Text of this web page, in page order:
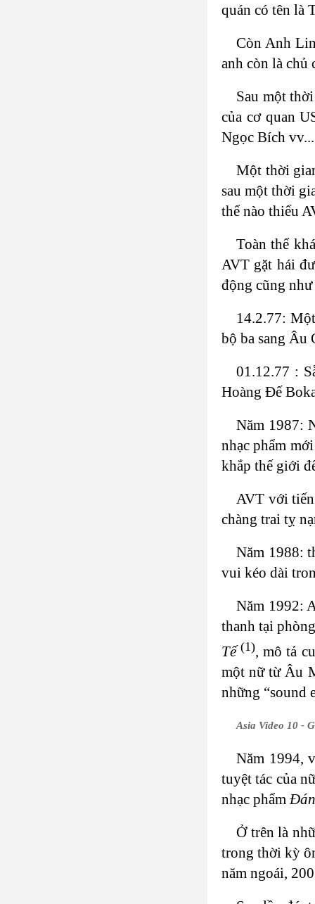
quán có tên là
Còn Anh
anh còn là chủ
Sau một
của cơ quan
Ngọc Bích
Một thời
sau một thời
thể nào thiếu
Toàn thể
AVT gặt hái
động cũng
14.2.77:
bộ ba sang Âu
01.12.77 :
Hoàng Đế
Năm 1987:
nhạc phẩm
khắp thế giới
AVT với
chàng trai tỵ
Năm 1988:
vui kéo dài
Năm 1992:
thanh tại
Tế (1), mô tả
một nữ từ Âu
những “sound
Asia Video 10 -
Năm 1994,
tuyệt tác của
nhạc phẩm
Ở trên là
trong thời kỳ
năm ngoái,